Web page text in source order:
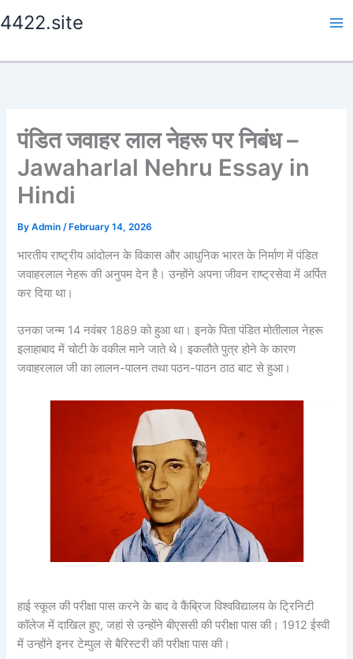
to
4422.site
पंडित जवाहर लाल नेहरू पर निबंध –
Jawaharlal Nehru Essay in
Hindi
ByAdmin/ February 14, 2026
भारतीय राष्ट्रीय आंदोलन के विकास और आधुनिक भारत के निर्माण में पंडित
जवाहरलाल नेहरू की अनुपम देन है। उन्होंने अपना जीवन राष्ट्रसेवा में अर्पित
कर दिया था।
उनका जन्म 14 नवंबर 1889 को हुआ था। इनके पिता पंडित मोतीलाल नेहरू
इलाहाबाद में चोटी के वकील माने जाते थे। इकलौते पुत्र होने के कारण
जवाहरलाल जी का लालन-पालन तथा पठन-पाठन ठाठ बाट से हुआ।
हाई स्कूल की परीक्षा पास करने के बाद वे कैंब्रिज विश्वविद्यालय के ट्रिनिटी
कॉलेज में दाखिल हुए, जहां से उन्होंने बीएससी की परीक्षा पास की। 1912 ईस्वी
में उन्होंने इनर टेम्पुल से बैरिस्टरी की परीक्षा पास की।